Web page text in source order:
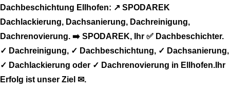
Dachbeschichtung Ellhofen: ↗️ SPODAREK
Dachlackierung, Dachsanierung, Dachreinigung,
Dachrenovierung. ➡️ SPODAREK, Ihr ✅ Dachbeschichter.
✓ Dachreinigung, ✓ Dachbeschichtung, ✓ Dachsanierung,
✓ Dachlackierung oder ✓ Dachrenovierung in Ellhofen.Ihr
Erfolg ist unser Ziel ✉.